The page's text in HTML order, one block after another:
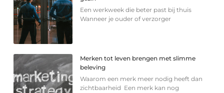
Een werkweek die beter past bij thuis
Wanneer je ouder of verzorger
Merken tot leven brengen met slimme
beleving
Waarom een merk meer nodig heeft dan
zichtbaarheid Een merk kan nog